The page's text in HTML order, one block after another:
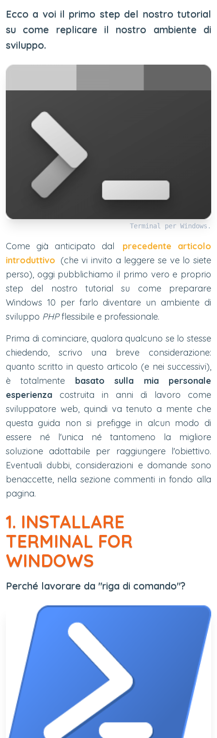
Ecco a voi il primo step del nostro tutorial
su come replicare il nostro ambiente di
sviluppo.
Terminal per Windows.
Come già anticipato dal
precedente articolo
introduttivo (che vi invito a leggere se ve lo siete
perso), oggi pubblichiamo il primo vero e proprio
step del nostro tutorial su come preparare
Windows 10 per farlo diventare un ambiente di
sviluppo PHPflessibile e professionale.
Prima di cominciare, qualora qualcuno se lo stesse
chiedendo, scrivo una breve considerazione:
quanto scritto in questo articolo (e nei successivi),
è totalmente basato sulla mia personale
esperienza costruita in anni di lavoro come
sviluppatore web, quindi va tenuto a mente che
questa guida non si prefigge in alcun modo di
essere né l'unica né tantomeno la migliore
soluzione adottabile per raggiungere l'obiettivo.
Eventuali dubbi, considerazioni e domande sono
benaccette, nella sezione commenti in fondo alla
pagina.
1. INSTALLARE
TERMINAL FOR
WINDOWS
Perché lavorare da "riga di comando"?